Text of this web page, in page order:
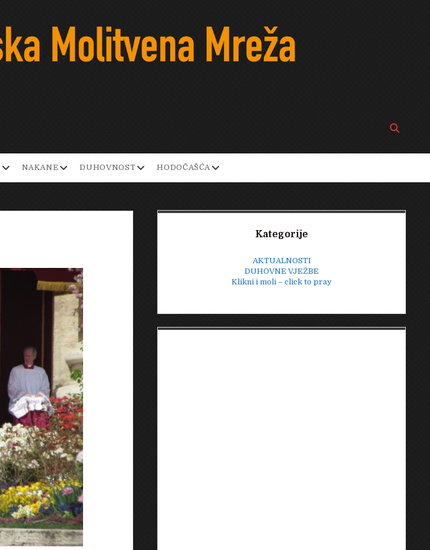
Open
bar
open
menu
NAKANE open
menu
DUHOVNOST open
menu
HODOČAŠĆA open
menu
Sidebar
Kategorije
AKTUALNOSTI
DUHOVNE VJEŽBE
Klikni i moli – click to pray